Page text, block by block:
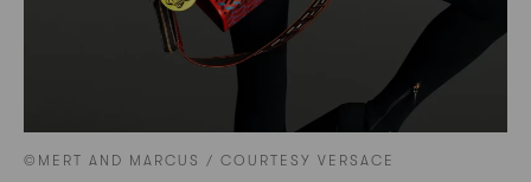
©MERT AND MARCUS / COURTESY VERSACE